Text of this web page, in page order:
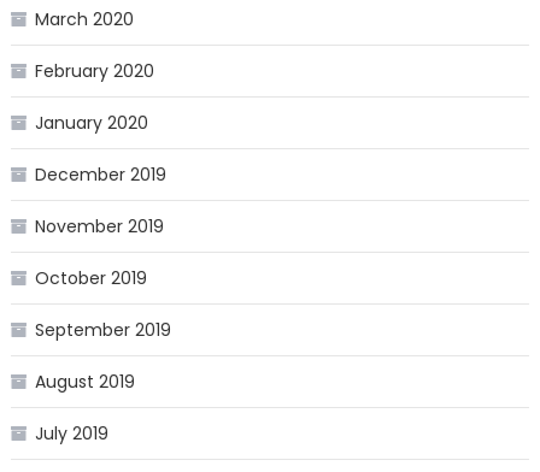
March 2020
February 2020
January 2020
December 2019
November 2019
October 2019
September 2019
August 2019
July 2019